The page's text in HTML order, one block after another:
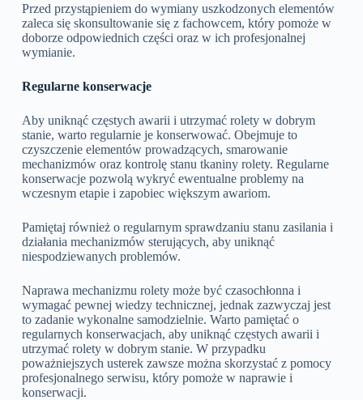
Przed przystąpieniem do wymiany uszkodzonych elementów
zaleca się skonsultowanie się z fachowcem, który pomoże w
doborze odpowiednich części oraz w ich profesjonalnej
wymianie.
Regularne konserwacje
Aby uniknąć częstych awarii i utrzymać rolety w dobrym
stanie, warto regularnie je konserwować. Obejmuje to
czyszczenie elementów prowadzących, smarowanie
mechanizmów oraz kontrolę stanu tkaniny rolety. Regularne
konserwacje pozwolą wykryć ewentualne problemy na
wczesnym etapie i zapobiec większym awariom.
Pamiętaj również o regularnym sprawdzaniu stanu zasilania i
działania mechanizmów sterujących, aby uniknąć
niespodziewanych problemów.
Naprawa mechanizmu rolety może być czasochłonna i
wymagać pewnej wiedzy technicznej, jednak zazwyczaj jest
to zadanie wykonalne samodzielnie. Warto pamiętać o
regularnych konserwacjach, aby uniknąć częstych awarii i
utrzymać rolety w dobrym stanie. W przypadku
poważniejszych usterek zawsze można skorzystać z pomocy
profesjonalnego serwisu, który pomoże w naprawie i
konserwacji.